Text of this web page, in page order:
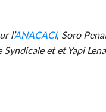
l’ANACACI, Soro
Syndicale et et Yapi